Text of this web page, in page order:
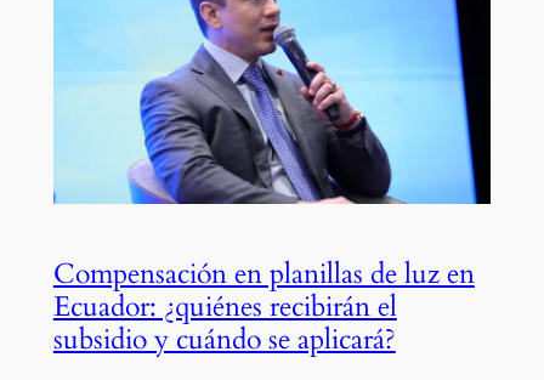
Compensación en planillas de luz en
Ecuador: ¿quiénes recibirán el
subsidio y cuándo se aplicará?